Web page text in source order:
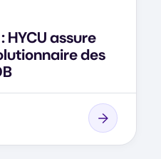
HYCU assure
des